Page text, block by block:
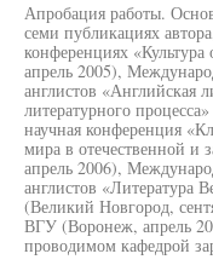
Апробация работы.
семи публикациях
конференциях
апрель 2005),
англистов «Английская
литературного
научная конференция
мира в отечественной и
апрель 2006),
англистов «Литература
(Великий Новгород,
ВГУ (Воронеж, апрель
проводимом кафедрой